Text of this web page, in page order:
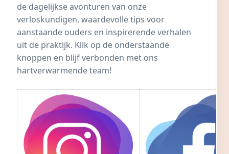
de dagelijkse avonturen van onze
verloskundigen, waardevolle tips voor
aanstaande ouders en inspirerende verhalen
uit de praktijk. Klik op de onderstaande
knoppen en blijf verbonden met ons
hartverwarmende team!